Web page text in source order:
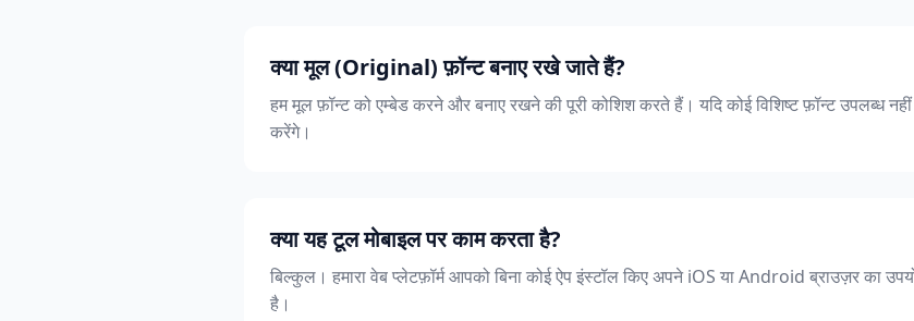
क्या मूल (Original) फ़ॉन्ट बनाए रखे जाते हैं?
हम मूल फ़ॉन्ट को एम्बेड करने और बनाए रखने की पूरी कोशिश करते हैं। यदि कोई विशिष्ट फ़ॉन्ट उपलब्ध
करेंगे।
क्या यह टूल मोबाइल पर काम करता है?
बिल्कुल। हमारा वेब प्लेटफ़ॉर्म आपको बिना कोई ऐप इंस्टॉल किए अपने iOS या Android ब्राउज़र का
है।